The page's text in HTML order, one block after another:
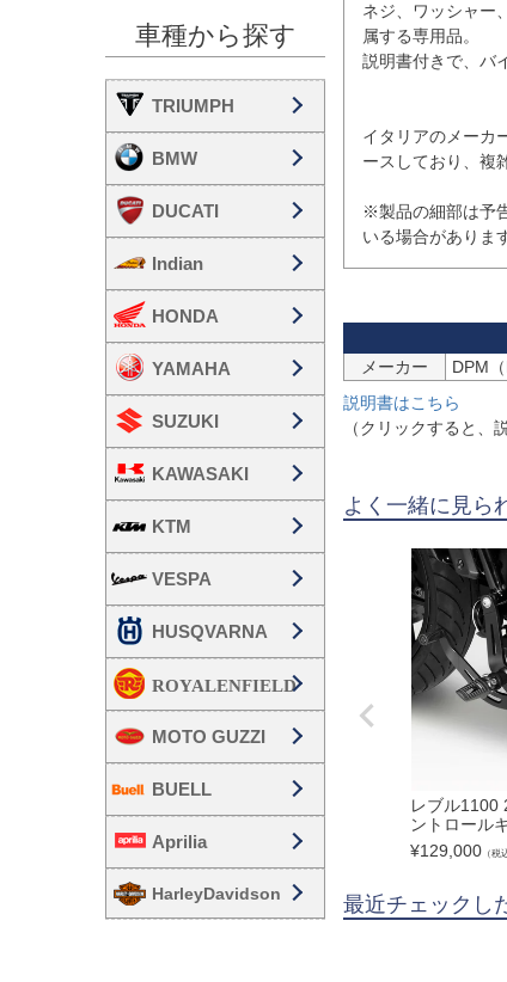
車種から探す
TRIUMPH
BMW
DUCATI
Indian
HONDA
YAMAHA
SUZUKI
KAWASAKI
KTM
VESPA
HUSQVARNA
MOTO GUZZI
BUELL
Aprilia
HarleyDavidson
ネジ、ワッシャー
属する専用品。
説明書付きで、バ
イタリアのメーカ
ースしており、複
※製品の細部は予
いる場合がありま
メーカー
説明書はこちら
（クリックすると、
よく一緒に見ら
レブル1100
ントロール
¥129,000 （税
最近チェックし